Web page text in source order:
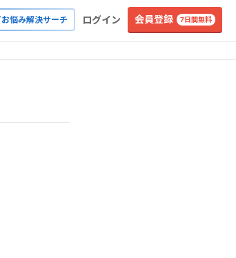
お悩み解決サーチ ログイン 会員登録 7日間無料